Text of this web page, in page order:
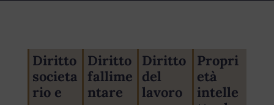
Diritto
societa
rio e
Diritto
fallime
ntare
Diritto
del
lavoro
Propri
età
intelle